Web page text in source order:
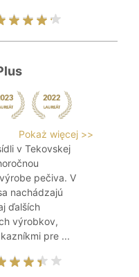
Pokaż więcej >>
v Tekovskej
pečiva. V
nachádzajú
ďalších
výrobkov,
pre ...